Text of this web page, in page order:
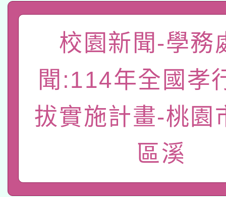
礎課程
A3數位素養講師名單
「數位內容與教學軟
薪期間赴陸應申請許可
轉知經濟部水利署委託
業技術研究院辦理「
用水績優單位及節水達
115年8月22日(星期六
桃園市孔廟祈福系列
開 智慧啟航」
本校115學年度第2次
適應運動共學行動站研
校園新聞-學務
聞:114年全國孝
拔實施計畫-桃園
區溪